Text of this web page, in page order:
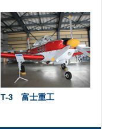
T-3 富士重工